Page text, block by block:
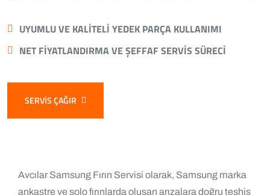
UYUMLU VE KALITELI YEDEK PARÇA KULLANIMI
NET FIYATLANDIRMA VE ŞEFFAF SERVIS SÜRECI
SERVIS ÇAĞIR
Avcılar Samsung Fırın Servisi olarak, Samsung marka
ankastre ve solo fırınlarda oluşan arızalara doğru teşhis